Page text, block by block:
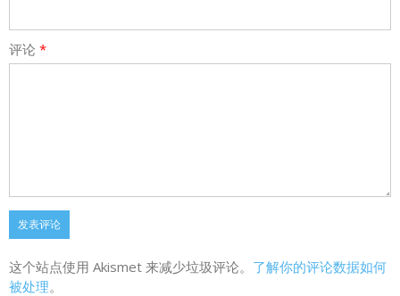
评论 *
这个站点使用 Akismet 来减少垃圾评论。 了解你的评论数据如何
被处理。